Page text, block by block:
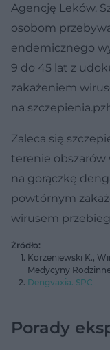
Agencję Leków.
osobom
endemicznego
9 do 45 lat z
zakażeniem
na
Zaleca się
terenie obszarów
na gorączkę
powtórnym
wirusem
Źródło:
Korzeniewski K.,
Medycyny
Dengvaxia. SPC
Porady